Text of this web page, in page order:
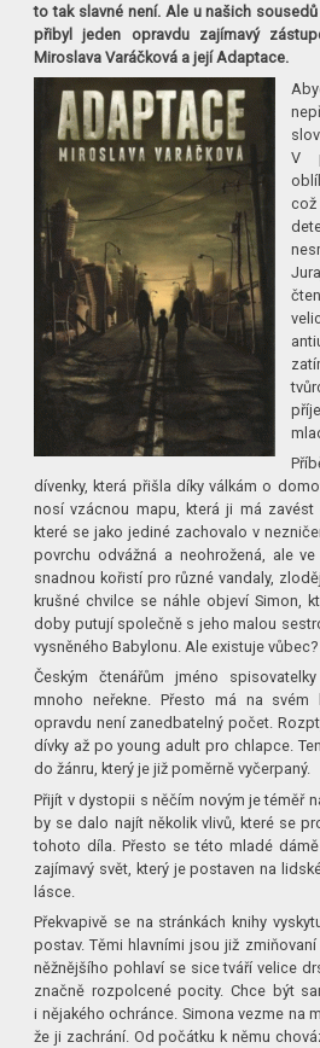
to tak slavné není. Ale u našich
přibyl jeden opravdu zajímavý
Miroslava Varáčková a její Adaptace.
V
dívenky, která přišla díky válkám o
nosí vzácnou mapu, která ji má zavést
které se jako jediné zachovalo v
povrchu odvážná a neohrožená, ale
snadnou kořistí pro různé vandaly,
krušné chvilce se náhle objeví Simon,
doby putují společně s jeho malou
vysněného Babylonu. Ale existuje vůbec?
Českým čtenářům jméno
mnoho neřekne. Přesto má na
opravdu není zanedbatelný počet.
dívky až po young adult pro chlapce.
do žánru, který je již poměrně vyčerpaný.
Přijít v dystopii s něčím novým je téměř
by se dalo najít několik vlivů, které se
tohoto díla. Přesto se této mladé
zajímavý svět, který je postaven na
lásce.
Překvapivě se na stránkách knihy
postav. Těmi hlavními jsou již
něžnějšího pohlaví se sice tváří velice
značně rozpolcené pocity. Chce být
i nějakého ochránce. Simona vezme na
že ji zachrání. Od počátku k němu